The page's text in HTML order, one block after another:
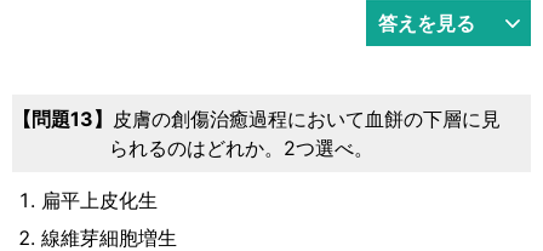
答えを見る
問題13
皮膚の創傷治癒過程において血餅の下層に見
られるのはどれか。2つ選べ。
扁平上皮化生
線維芽細胞増生